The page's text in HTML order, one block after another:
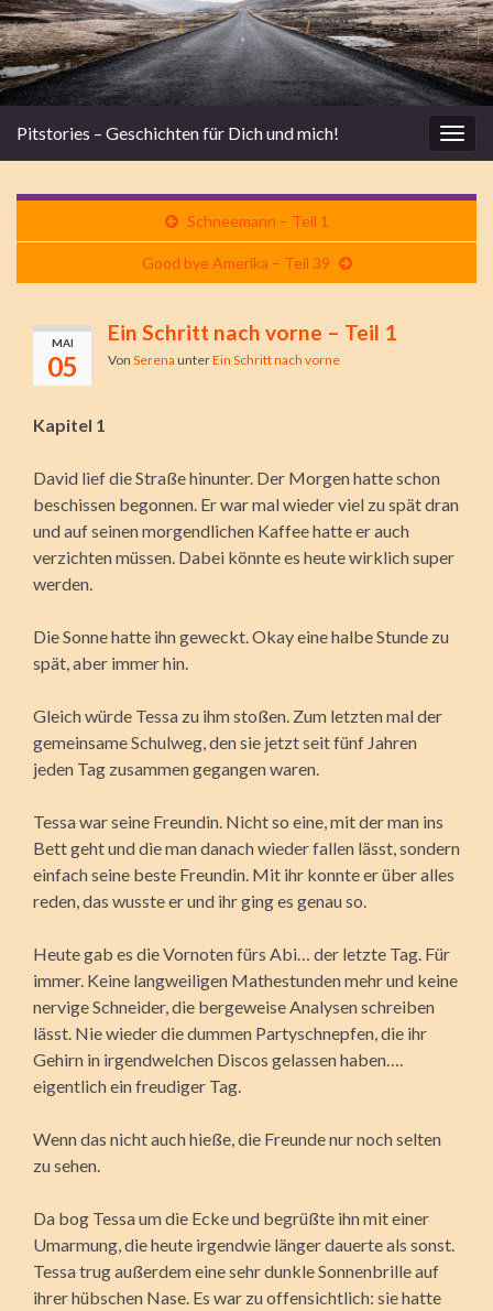
Pitstories – Geschichten für Dich und mich!
Schneemann – Teil 1
Good bye Amerika – Teil 39
MAI
05
Ein Schritt nach vorne – Teil 1
Von Serena unterEin Schritt nach vorne
Kapitel 1
David lief die Straße hinunter. Der Morgen hatte schon
beschissen begonnen. Er war mal wieder viel zu spät dran
und auf seinen morgendlichen Kaffee hatte er auch
verzichten müssen. Dabei könnte es heute wirklich super
werden.
Die Sonne hatte ihn geweckt. Okay eine halbe Stunde zu
spät, aber immer hin.
Gleich würde Tessa zu ihm stoßen. Zum letzten mal der
gemeinsame Schulweg, den sie jetzt seit fünf Jahren
jeden Tag zusammen gegangen waren.
Tessa war seine Freundin. Nicht so eine, mit der man ins
Bett geht und die man danach wieder fallen lässt, sondern
einfach seine beste Freundin. Mit ihr konnte er über alles
reden, das wusste er und ihr ging es genau so.
Heute gab es die Vornoten fürs Abi… der letzte Tag. Für
immer. Keine langweiligen Mathestunden mehr und keine
nervige Schneider, die bergeweise Analysen schreiben
lässt. Nie wieder die dummen Partyschnepfen, die ihr
Gehirn in irgendwelchen Discos gelassen haben….
eigentlich ein freudiger Tag.
Wenn das nicht auch hieße, die Freunde nur noch selten
zu sehen.
Da bog Tessa um die Ecke und begrüßte ihn mit einer
Umarmung, die heute irgendwie länger dauerte als sonst.
Tessa trug außerdem eine sehr dunkle Sonnenbrille auf
ihrer hübschen Nase. Es war zu offensichtlich: sie hatte